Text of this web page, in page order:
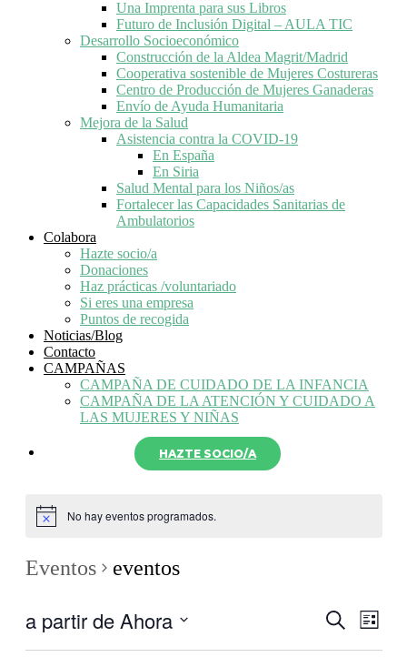
Una Imprenta para sus Libros
Futuro de Inclusión Digital – AULA TIC
Desarrollo Socioeconómico
Construcción de la Aldea Magrit/Madrid
Cooperativa sostenible de Mujeres Costureras
Centro de Producción de Mujeres Ganaderas
Envío de Ayuda Humanitaria
Mejora de la Salud
Asistencia contra la COVID-19
En España
En Siria
Salud Mental para los Niños/as
Fortalecer las Capacidades Sanitarias de
Ambulatorios
Colabora
Hazte socio/a
Donaciones
Haz prácticas /voluntariado
Si eres una empresa
Puntos de recogida
Noticias/Blog
Contacto
CAMPAÑAS
CAMPAÑA DE CUIDADO DE LA INFANCIA
CAMPAÑA DE LA ATENCIÓN Y CUIDADO A
LAS MUJERES Y NIÑAS
HAZTE SOCIO/A
No hay eventos programados.
Eventos eventos
Buscar
de
Lista
a partir de Ahora